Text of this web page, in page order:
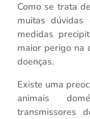
Como se trata
muitas
medidas
maior perigo na
doenças.
Existe uma
animais
transmissores